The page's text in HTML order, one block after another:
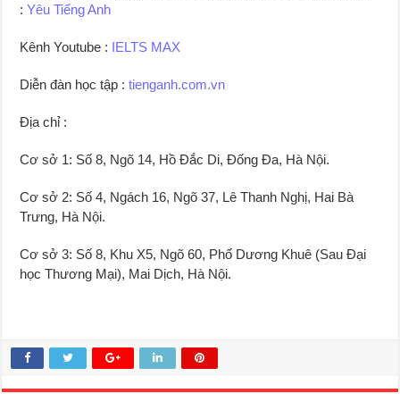
: Yêu Tiếng Anh
Kênh Youtube : IELTS MAX
Diễn đàn học tập :tienganh.com.vn
Địa chỉ :
Cơ sở 1: Số 8, Ngõ 14, Hồ Đắc Di, Đống Đa, Hà Nội.
Cơ sở 2: Số 4, Ngách 16, Ngõ 37, Lê Thanh Nghị, Hai Bà
Trưng, Hà Nội.
Cơ sở 3: Số 8, Khu X5, Ngõ 60, Phố Dương Khuê (Sau Đại
học Thương Mại), Mai Dịch, Hà Nội.